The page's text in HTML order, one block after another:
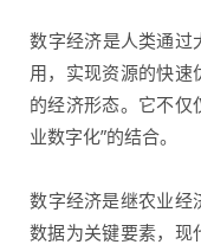
数字经济是人类通过
用，实现资源的快速
的经济形态‌。它不仅
业数字化”的结合。
数字经济是继农业经
数据为关键要素，现